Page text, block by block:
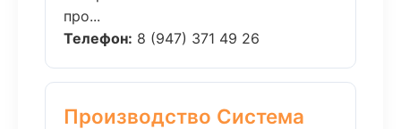
про...
Телефон: 8 (947) 371 49 26
Производство Система